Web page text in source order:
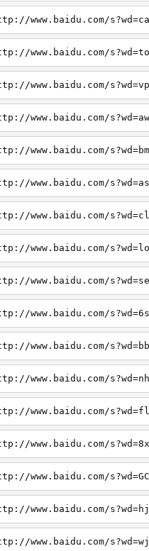
www.baidu.com/
www.baidu.com/
www.baidu.com/
www.baidu.com/
www.baidu.com/
www.baidu.com/
www.baidu.com/
www.baidu.com/
www.baidu.com/
www.baidu.com/
www.baidu.com/
www.baidu.com/
www.baidu.com/
www.baidu.com/
www.baidu.com/
www.baidu.com/
www.baidu.com/